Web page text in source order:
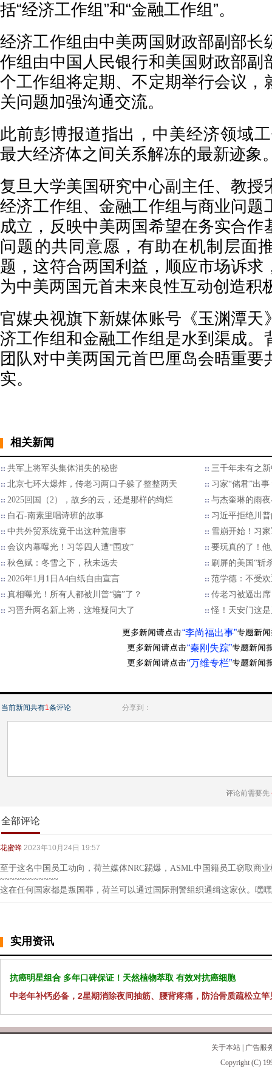
括“经济工作组”和“金融工作组”。
经济工作组由中美两国财政部副部长
作组由中国人民银行和美国财政部副
个工作组将定期、不定期举行会议，
关问题加强沟通交流。
此前彭博报道指出，中美经济领域
最大经济体之间关系解冻的最新迹象
复旦大学美国研究中心副主任、教授
经济工作组、金融工作组与商业问题
成立，反映中美两国希望在务实合作
问题的共同意愿，有助在机制层面
题，这符合两国利益，顺应市场诉求
为中美两国元首未来良性互动创造积
官媒央视旗下新媒体账号《玉渊潭天
济工作组和金融工作组是水到渠成。
团队对中美两国元首巴厘岛会晤重要
实。
相关新闻
共军上将军头集体消失的秘密
三千年未有之
北京七环大爆炸，传老习两口子躲了整整两天
习家“储君”出
2025回国（2），故乡的云，还是那样的绚烂
与杰奎琳的雨
白石-南素里唱诗班的故事
习近平拒绝川普
中共外贸系统竟干出这种荒唐事
雪崩开始！习
会议内幕曝光！习等四人遭“围攻”
要玩真的了！
秋色赋：冬雪之下，秋未远去
刷屏的美国“斩
2026年1月1日A4白纸自由宣言
范学德：不受
真相曝光！所有人都被川普“骗”了？
传老习被逼出
习晋升两名新上将，这堆疑问大了
怪！天安门这
“李尚福出事”
“秦刚失踪”
“万维专栏”
当前新闻共有1条评论 分享到：
评论前需要先
全部评论
花蜜蜂 2023年10月24日 19:57
至于这名中国员工动向，荷兰媒体NRC踢爆，ASML中国籍员工窃取商
~~~~~~~~~~~~
这在任何国家都是叛国罪，荷兰可以通过国际刑警组织通缉这家伙。嘿
实用资讯
抗癌明星组合 多年口碑保证！天然植物萃取 有效对抗癌细胞
中老年补钙必备，2星期消除夜间抽筋、腰背疼痛，防治骨质疏松立竿
关于本站
广告服
Copyright (C)